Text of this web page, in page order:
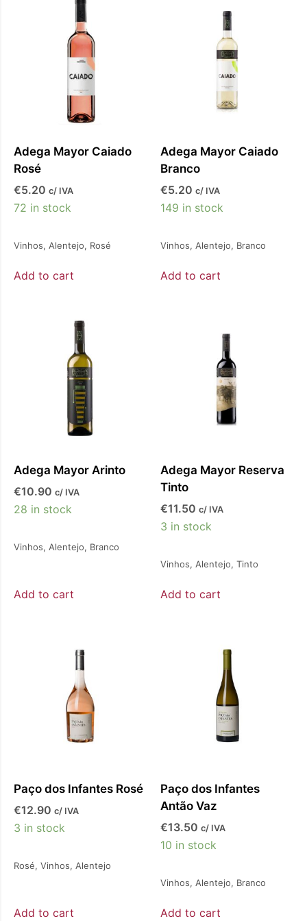
Adega Mayor Caiado
Rosé
€5.20 c/ IVA
72 in stock
Vinhos, Alentejo, Rosé
Add to cart
Adega Mayor Caiado
Branco
€5.20 c/ IVA
149 in stock
Vinhos, Alentejo, Branco
Add to cart
Adega Mayor Arinto
€10.90 c/ IVA
28 in stock
Vinhos, Alentejo, Branco
Add to cart
Adega Mayor Reserva
Tinto
€11.50 c/ IVA
3 in stock
Vinhos, Alentejo, Tinto
Add to cart
Paço dos Infantes Rosé
€12.90 c/ IVA
3 in stock
Rosé, Vinhos, Alentejo
Add to cart
Paço dos Infantes
Antão Vaz
€13.50 c/ IVA
10 in stock
Vinhos, Alentejo, Branco
Add to cart